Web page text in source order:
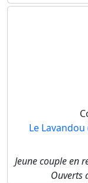
Le Lavandou
Jeune couple en
Ouverts